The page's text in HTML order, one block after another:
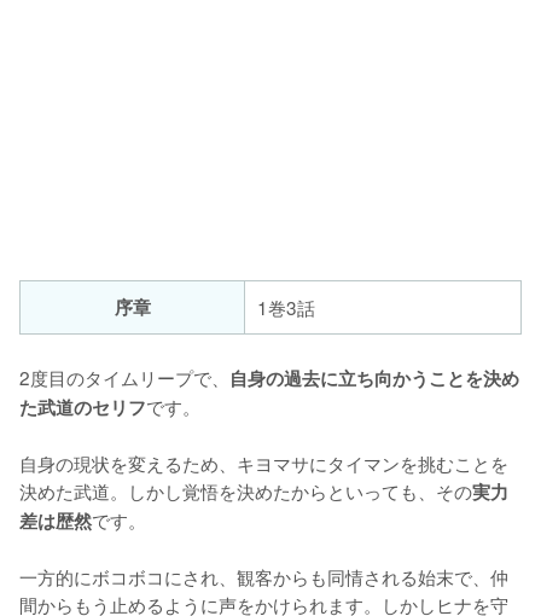
序章 1巻3話
2度目のタイムリープで、 自身の過去に立ち向かうことを決め
た武道のセリフです。
自身の現状を変えるため、キヨマサにタイマンを挑むことを
決めた武道。しかし覚悟を決めたからといっても、その実力
差は歴然です。
一方的にボコボコにされ、観客からも同情される始末で、仲
間からもう止めるように声をかけられます。しかしヒナを守